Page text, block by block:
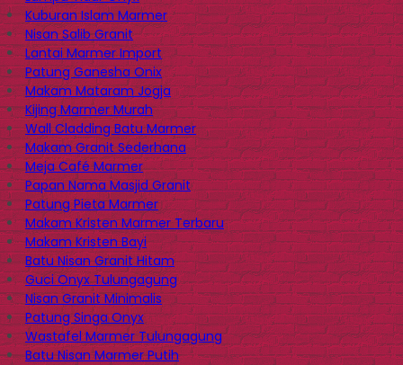
Kuburan Islam Marmer
Nisan Salib Granit
Lantai Marmer Import
Patung Ganesha Onix
Makam Mataram Jogja
Kijing Marmer Murah
Wall Cladding Batu Marmer
Makam Granit Sederhana
Meja Café Marmer
Papan Nama Masjid Granit
Patung Pieta Marmer
Makam Kristen Marmer Terbaru
Makam Kristen Bayi
Batu Nisan Granit Hitam
Guci Onyx Tulungagung
Nisan Granit Minimalis
Patung Singa Onyx
Wastafel Marmer Tulungagung
Batu Nisan Marmer Putih